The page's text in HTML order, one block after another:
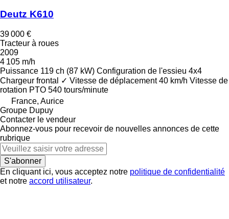
Deutz K610
39 000 €
Tracteur à roues
2009
4 105 m/h
Puissance 119 ch (87 kW) Configuration de l'essieu 4x4
Chargeur frontal
✓ Vitesse de déplacement 40 km/h Vitesse de
rotation PTO 540 tours/minute
France, Aurice
Groupe Dupuy
Contacter le vendeur
Abonnez-vous pour recevoir de nouvelles annonces de cette
rubrique
S'abonner
En cliquant ici, vous acceptez notre politique de confidentialité
et notre accord utilisateur.